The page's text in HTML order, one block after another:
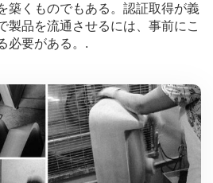
築くものでもある。認証取得が義
製品を流通させるには、事前にこ
必要がある。.